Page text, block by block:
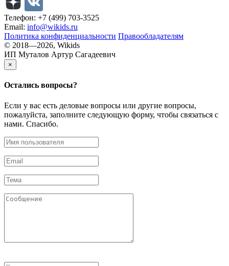
Телефон: +7 (499) 703-3525
Email: info@wikids.ru
Политика конфиденциальности Правообладателям
© 2018—2026, Wikids
ИП Муталов Артур Сагадеевич
×
Остались вопросы?
Если у вас есть деловые вопросы или другие вопросы,
пожалуйста, заполните следующую форму, чтобы связаться с
нами. Спасибо.